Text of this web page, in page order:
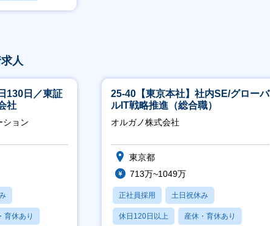
人
130日／東証
社
ション
育休あり
25-40【東京本社】社内SE/グローバ
ルIT戦略推進（総合職）
オルガノ株式会社
東京都
713万~1049万
正社員採用 土日祝休み
休日120日以上 産休・育休あり